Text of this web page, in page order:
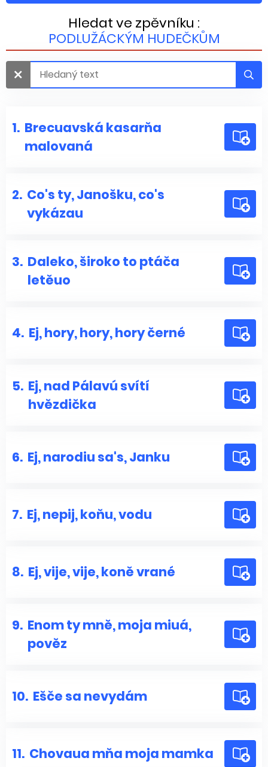
Hledat ve zpěvníku :
PODLUŽÁCKÝM HUDEČKŮM
1. Brecuavská kasarňa
malovaná
2. Co's ty, Janošku, co's
vykázau
3. Daleko, široko to ptáča
letěuo
4. Ej, hory, hory, hory černé
5. Ej, nad Pálavú svítí
hvězdička
6. Ej, narodiu sa's, Janku
7. Ej, nepij, koňu, vodu
8. Ej, vije, vije, koně vrané
9. Enom ty mně, moja miuá,
pověz
10. Ešče sa nevydám
11. Chovaua mňa moja mamka